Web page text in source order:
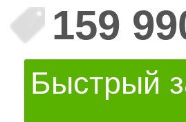
159
Быстрый